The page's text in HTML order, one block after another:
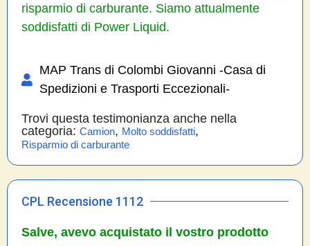
risparmio di carburante. Siamo attualmente
soddisfatti di Power Liquid.
MAP Trans di Colombi Giovanni -Casa di
Spedizioni e Trasporti Eccezionali-
Trovi questa testimonianza anche nella
categoria: Camion, Molto soddisfatti,
Risparmio di carburante
CPL Recensione 1112
Salve, avevo acquistato il vostro prodotto